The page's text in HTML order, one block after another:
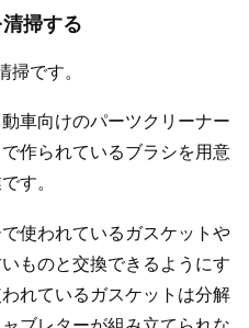
掃する
掃です。
車向けのパーツクリーナー
作られているブラシを用意
す。
使われているガスケットや
ものと交換できるようにす
れているガスケットは分解